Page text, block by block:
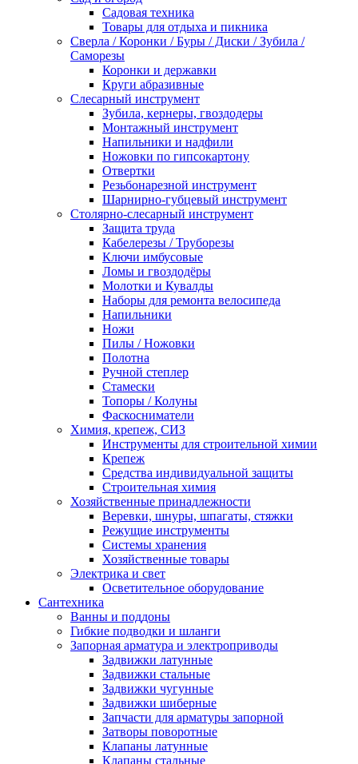
Садовая техника
Товары для отдыха и пикника
Сверла / Коронки / Буры / Диски / Зубила /
Саморезы
Коронки и державки
Круги абразивные
Слесарный инструмент
Зубила, кернеры, гвоздодеры
Монтажный инструмент
Напильники и надфили
Ножовки по гипсокартону
Отвертки
Резьбонарезной инструмент
Шарнирно-губцевый инструмент
Столярно-слесарный инструмент
Защита труда
Кабелерезы / Труборезы
Ключи имбусовые
Ломы и гвоздодёры
Молотки и Кувалды
Наборы для ремонта велосипеда
Напильники
Ножи
Пилы / Ножовки
Полотна
Ручной степлер
Стамески
Топоры / Колуны
Фаскосниматели
Химия, крепеж, СИЗ
Инструменты для строительной химии
Крепеж
Средства индивидуальной защиты
Строительная химия
Хозяйственные принадлежности
Веревки, шнуры, шпагаты, стяжки
Режущие инструменты
Системы хранения
Хозяйственные товары
Электрика и свет
Осветительное оборудование
Сантехника
Ванны и поддоны
Гибкие подводки и шланги
Запорная арматура и электроприводы
Задвижки латунные
Задвижки стальные
Задвижки чугунные
Задвижки шиберные
Запчасти для арматуры запорной
Затворы поворотные
Клапаны латунные
Клапаны стальные